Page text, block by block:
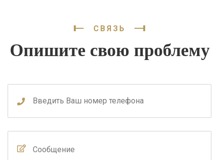
СВЯЗЬ
Опишите свою проблему